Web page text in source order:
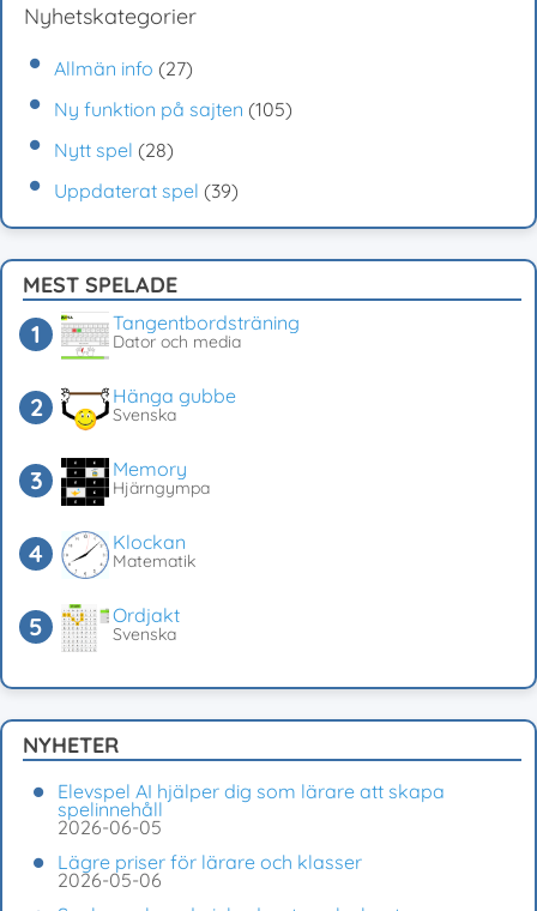
Nyhetskategorier
Allmän info (27)
Ny funktion på sajten (105)
Nytt spel (28)
Uppdaterat spel (39)
MEST SPELADE
Tangentbordsträning
Dator och media
Hänga gubbe
Svenska
Memory
Hjärngympa
Klockan
Matematik
Ordjakt
Svenska
NYHETER
Elevspel AI hjälper dig som lärare att skapa
spelinnehåll
2026-06-05
Lägre priser för lärare och klasser
2026-05-06